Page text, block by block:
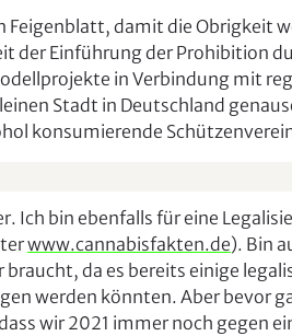
Feigenblatt, damit die Obrigkeit
der Einführung der Prohibition
in Verbindung mit
Stadt in Deutschland
konsumierende
Ich bin ebenfalls für eine
www.cannabisfakten.de). Bin
da es bereits einige
werden könnten. Aber bevor
wir 2021 immer noch gegen